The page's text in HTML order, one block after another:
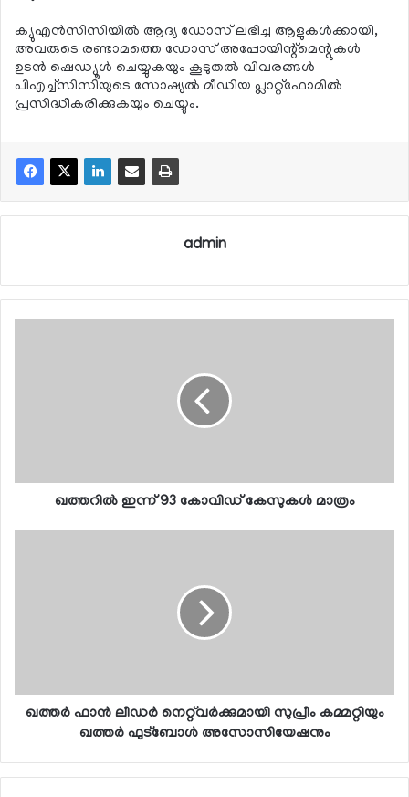
ക്യുഎന്‍സിസിയില്‍ ആദ്യ ഡോസ് ലഭിച്ച ആളുകള്‍ക്കായി,
അവരുടെ രണ്ടാമത്തെ ഡോസ് അപ്പോയിന്റ്‌മെന്റുകള്‍
ഉടന്‍ ഷെഡ്യൂള്‍ ചെയ്യുകയും കൂടുതല്‍ വിവരങ്ങള്‍
പിഎച്ച്‌സിസിയുടെ സോഷ്യല്‍ മീഡിയ പ്ലാറ്റ്‌ഫോമില്‍
പ്രസിദ്ധീകരിക്കുകയും ചെയ്യും.
admin
ഖത്തറില്‍ ഇന്ന് 93 കോവിഡ് കേസുകള്‍ മാത്രം
ഖത്തര്‍ ഫാന്‍ ലീഡര്‍ നെറ്റ്‌വര്‍ക്കുമായി സുപ്രീം കമ്മറ്റിയും
ഖത്തര്‍ ഫുട്ബോള്‍ അസോസിയേഷനും